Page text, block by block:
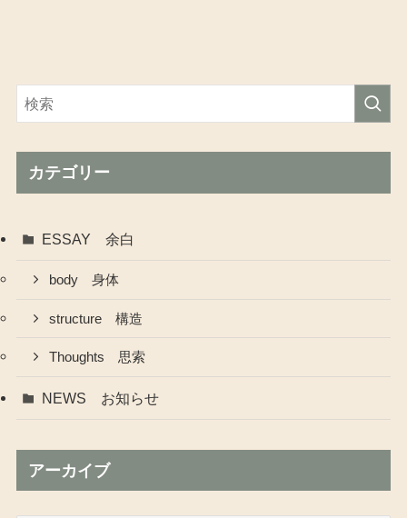
カテゴリー
ESSAY 余白
body 身体
structure 構造
Thoughts 思索
NEWS お知らせ
アーカイブ